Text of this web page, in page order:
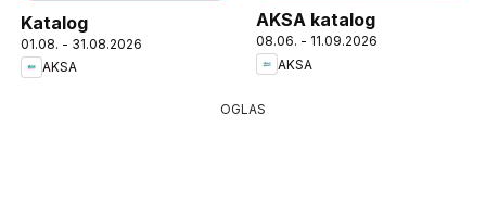
Katalog
01.08. - 31.08.2026
AKSA
AKSA katalog
08.06. - 11.09.2026
AKSA
OGLAS